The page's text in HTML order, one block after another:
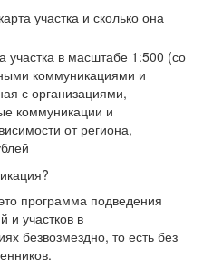
участка и сколько она
участка в масштабе 1:500 (со
коммуникациями и
с организациями,
коммуникации и
от региона,
программа подведения
и участков в
безвозмездно, то есть без